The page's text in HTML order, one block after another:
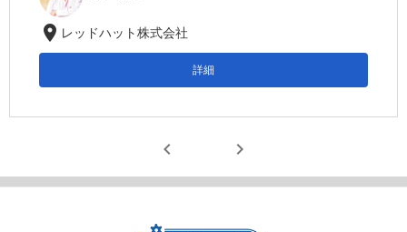
location_on レッドハット株式会社
詳細
chevron_left chevron_right